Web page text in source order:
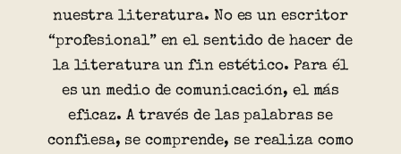
nuestra literatura. No es un escritor
“profesional” en el sentido de hacer de
la literatura un fin estético. Para él
es un medio de comunicación, el más
eficaz. A través de las palabras se
confiesa, se comprende, se realiza como